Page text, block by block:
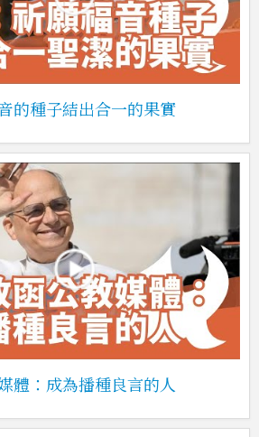
的種子結出合一的果實
體：成為播種良言的人